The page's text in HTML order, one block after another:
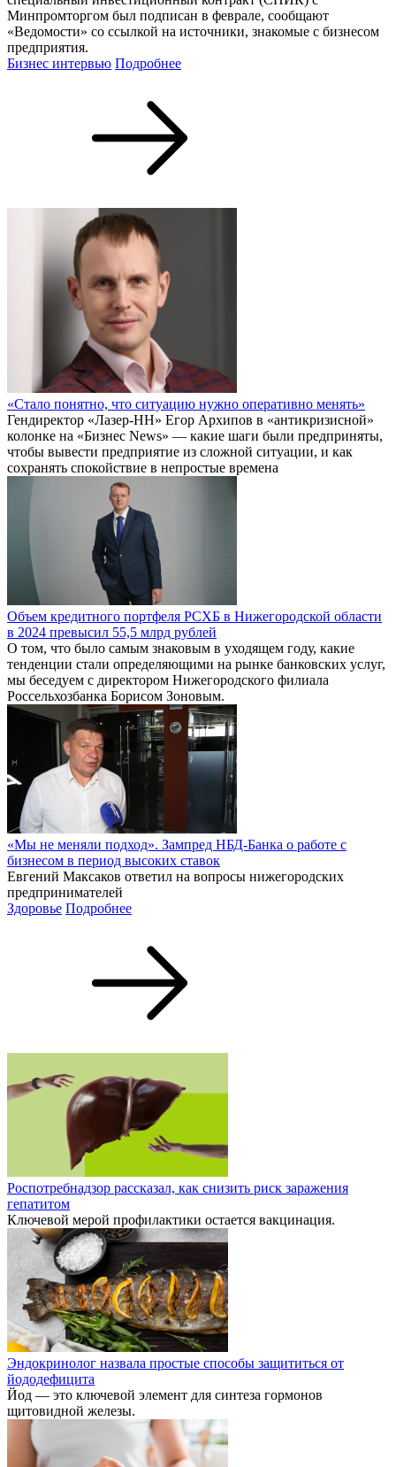
Минпромторгом был подписан в феврале, сообщают
«Ведомости» со ссылкой на источники, знакомые с бизнесом
предприятия.
Бизнес интервью Подробнее
«Стало понятно, что ситуацию нужно оперативно менять»
Гендиректор «Лазер-НН» Егор Архипов в «антикризисной»
колонке на «Бизнес News» — какие шаги были предприняты,
чтобы вывести предприятие из сложной ситуации, и как
сохранять спокойствие в непростые времена
Объем кредитного портфеля РСХБ в Нижегородской области
в 2024 превысил 55,5 млрд рублей
О том, что было самым знаковым в уходящем году, какие
тенденции стали определяющими на рынке банковских услуг,
мы беседуем с директором Нижегородского филиала
Россельхозбанка Борисом Зоновым.
«Мы не меняли подход». Зампред НБД-Банка о работе с
бизнесом в период высоких ставок
Евгений Максаков ответил на вопросы нижегородских
предпринимателей
Здоровье Подробнее
Роспотребнадзор рассказал, как снизить риск заражения
гепатитом
Ключевой мерой профилактики остается вакцинация.
Эндокринолог назвала простые способы защититься от
йододефицита
Йод — это ключевой элемент для синтеза гормонов
щитовидной железы.